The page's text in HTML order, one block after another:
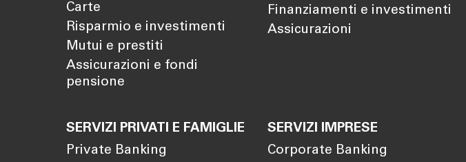
Carte
Risparmio e investimenti
Mutui e prestiti
Assicurazioni e fondi
pensione
SERVIZI PRIVATI E FAMIGLIE
Private Banking
Finanziamenti e investimenti
Assicurazioni
SERVIZI IMPRESE
Corporate Banking